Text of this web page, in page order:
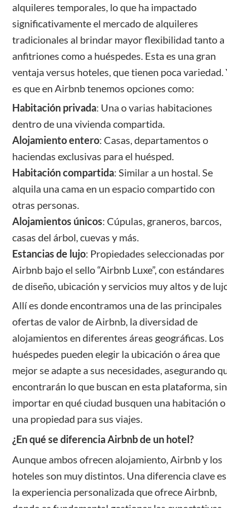
alquileres temporales, lo que ha impactado
significativamente el mercado de alquileres
tradicionales al brindar mayor flexibilidad tanto a
anfitriones como a huéspedes. Esta es una gran
ventaja versus hoteles, que tienen poca variedad.
es que en Airbnb tenemos opciones como:
Habitación privada: Una o varias habitaciones
dentro de una vivienda compartida.
Alojamiento entero: Casas, departamentos o
haciendas exclusivas para el huésped.
Habitación compartida: Similar a un hostal. Se
alquila una cama en un espacio compartido con
otras personas.
Alojamientos únicos: Cúpulas, graneros, barcos,
casas del árbol, cuevas y más.
Estancias de lujo: Propiedades seleccionadas por
Airbnb bajo el sello “Airbnb Luxe”, con estándares
de diseño, ubicación y servicios muy altos y de
Allí es donde encontramos una de las principales
ofertas de valor de Airbnb, la diversidad de
alojamientos en diferentes áreas geográficas. Los
huéspedes pueden elegir la ubicación o área que
mejor se adapte a sus necesidades, asegurando
encontrarán lo que buscan en esta plataforma, sin
importar en qué ciudad busquen una habitación o
una propiedad para sus viajes.
¿En qué se diferencia Airbnb de un hotel?
Aunque ambos ofrecen alojamiento, Airbnb y los
hoteles son muy distintos. Una diferencia clave es
la experiencia personalizada que ofrece Airbnb,